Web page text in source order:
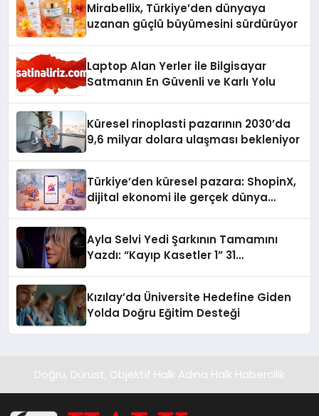
Mirabellix, Türkiye’den dünyaya
uzanan güçlü büyümesini sürdürüyor
Laptop Alan Yerler ile Bilgisayar
Satmanın En Güvenli ve Karlı Yolu
Küresel rinoplasti pazarının 2030’da
9,6 milyar dolara ulaşması bekleniyor
Türkiye’den küresel pazara: ShopinX,
dijital ekonomi ile gerçek dünya
Ayla Selvi Yedi Şarkının Tamamını
Yazdı: “Kayıp Kasetler 1” 31
Kızılay’da Üniversite Hedefine Giden
Yolda Doğru Eğitim Desteği
Doğru, Dürüst, Objektif Halk Adına Halk Habercilik